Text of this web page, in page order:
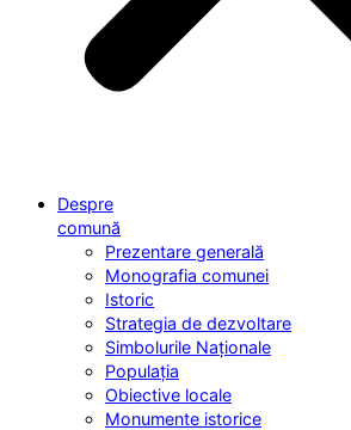
Despre
comună
Prezentare generală
Monografia comunei
Istoric
Strategia de dezvoltare
Simbolurile Naționale
Populația
Obiective locale
Monumente istorice